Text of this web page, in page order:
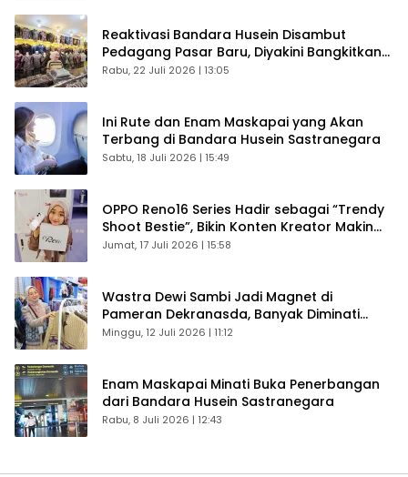
Reaktivasi Bandara Husein Disambut
Pedagang Pasar Baru, Diyakini Bangkitkan
Kembali Ekonomi Bandung
Rabu, 22 Juli 2026 | 13:05
Ini Rute dan Enam Maskapai yang Akan
Terbang di Bandara Husein Sastranegara
Sabtu, 18 Juli 2026 | 15:49
OPPO Reno16 Series Hadir sebagai “Trendy
Shoot Bestie”, Bikin Konten Kreator Makin
Betah
Jumat, 17 Juli 2026 | 15:58
Wastra Dewi Sambi Jadi Magnet di
Pameran Dekranasda, Banyak Diminati
Pengunjung
Minggu, 12 Juli 2026 | 11:12
Enam Maskapai Minati Buka Penerbangan
dari Bandara Husein Sastranegara
Rabu, 8 Juli 2026 | 12:43